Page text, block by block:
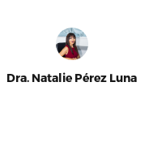
Dra. Natalie Pérez Luna